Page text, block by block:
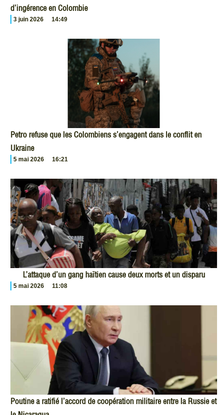
d’ingérence en Colombie
3 juin 2026 14:49
Petro refuse que les Colombiens s’engagent dans le conflit en
Ukraine
5 mai 2026 16:21
L’attaque d’un gang haïtien cause deux morts et un disparu
5 mai 2026 11:08
Poutine a ratifié l’accord de coopération militaire entre la Russie et